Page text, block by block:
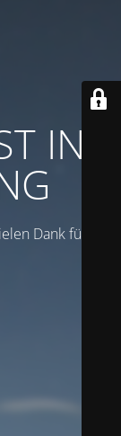
IN
Dank für Ihre